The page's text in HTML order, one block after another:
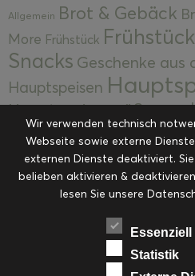
Allgemein Brot & Gebäck
More Frühstück
Snacks Geschenke aus
Hauptspeisen
Hauptspeisen süßKekse
Kuchen, Torten &
Desserts Kulinarik
Eingemachtes Ohne
RezepteSaisonal
Suppen, Salate &
Vorspeisen,
Wir verwenden technisch
Webseite sowie externe
externen Dienste deaktiviert.
belieben aktivieren &
lesen Sie unsere
Essenziell
Statistik